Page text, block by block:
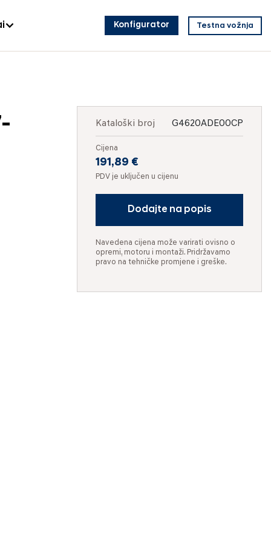
Konfigurator Testna vožnja
Kataloški broj G4620ADE00CP
Cijena
191,89 €
PDV je uključen u cijenu
Dodajte na popis
Navedena cijena može varirati ovisno o
opremi, motoru i montaži. Pridržavamo
pravo na tehničke promjene i greške.